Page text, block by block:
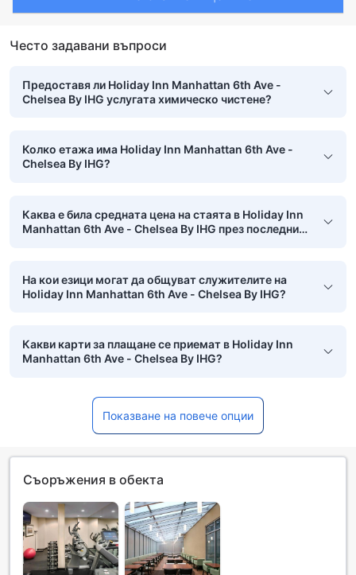
Често задавани въпроси
Предоставя ли Holiday Inn Manhattan 6th Ave -
Chelsea By IHG услугата химическо чистене?
Колко етажа има Holiday Inn Manhattan 6th Ave -
Chelsea By IHG?
Каква е била средната цена на стаята в Holiday Inn
Manhattan 6th Ave - Chelsea By IHG през последния
На кои езици могат да общуват служителите на
Holiday Inn Manhattan 6th Ave - Chelsea By IHG?
Какви карти за плащане се приемат в Holiday Inn
Manhattan 6th Ave - Chelsea By IHG?
Показване на повече опции
Съоръжения в обекта